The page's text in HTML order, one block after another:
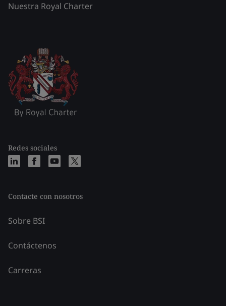
Nuestra Royal Charter
Redes sociales
Contacte con nosotros
Sobre BSI
Contáctenos
Carreras